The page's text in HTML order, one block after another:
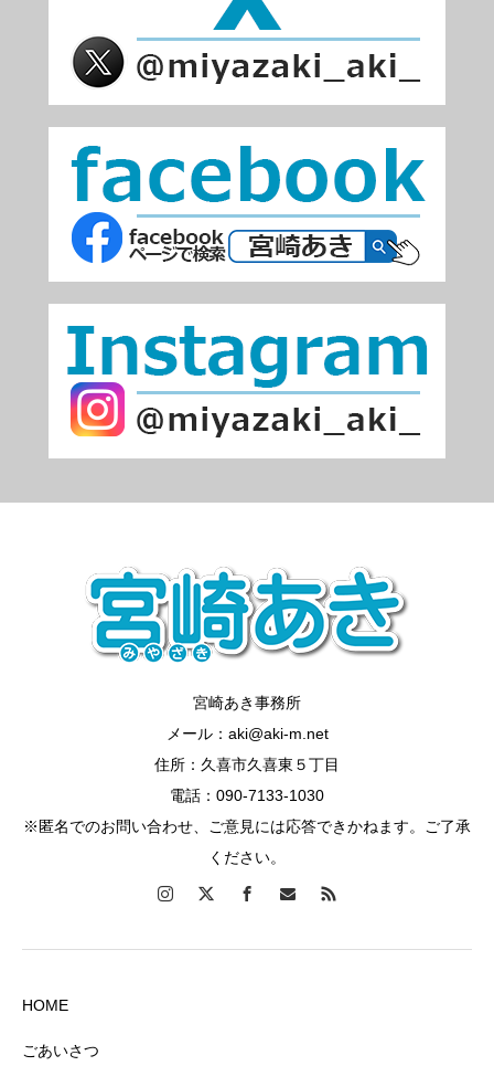
宮崎あき事務所
メール：aki@aki-m.net
住所：久喜市久喜東５丁目
電話：090-7133-1030
※匿名でのお問い合わせ、ご意見には応答できかねます。ご了承
ください。
HOME
ごあいさつ